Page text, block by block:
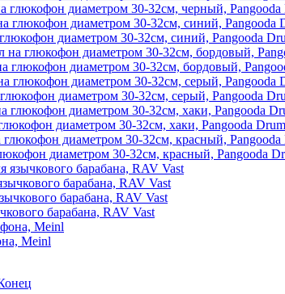
диаметром 30-32см, черный, Pangooda
диаметром 30-32см, синий, Pangooda
глюкофон диаметром 30-32см, бордовый,
диаметром 30-32см, серый, Pangooda
диаметром 30-32см, хаки, Pangooda
диаметром 30-32см, красный, Pangooda
барабана, RAV Vast
барабана, RAV Vast
Meinl